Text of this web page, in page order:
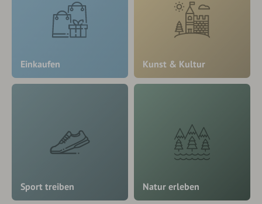
Einkaufen Kunst & Kultur
Sport treiben Natur erleben